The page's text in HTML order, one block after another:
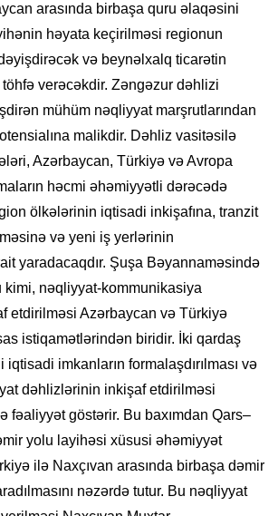
arasında birbaşa quru əlaqəsini
həyata keçirilməsi regionun
və beynəlxalq ticarətin
töhfə verəcəkdir. Zəngəzur dəhlizi
mühüm nəqliyyat marşrutlarından
malikdir. Dəhliz vasitəsilə
Azərbaycan, Türkiyə və Avropa
həcmi əhəmiyyətli dərəcədə
ölkələrinin iqtisadi inkişafına, tranzit
və yeni iş yerlərinin
yaradacaqdır. Şuşa Bəyannaməsində
kimi, nəqliyyat-kommunikasiya
etdirilməsi Azərbaycan və Türkiyə
istiqamətlərindən biridir. İki qardaş
imkanların formalaşdırılması və
dəhlizlərinin inkişaf etdirilməsi
fəaliyyət göstərir. Bu baxımdan Qars–
yolu layihəsi xüsusi əhəmiyyət
ilə Naxçıvan arasında birbaşa dəmir
nəzərdə tutur. Bu nəqliyyat